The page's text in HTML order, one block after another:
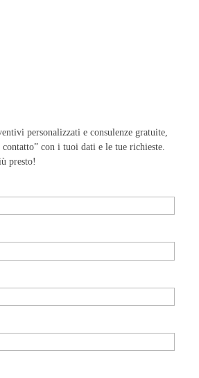
personalizzati e consulenze gratuite,
con i tuoi dati e le tue richieste.
presto!